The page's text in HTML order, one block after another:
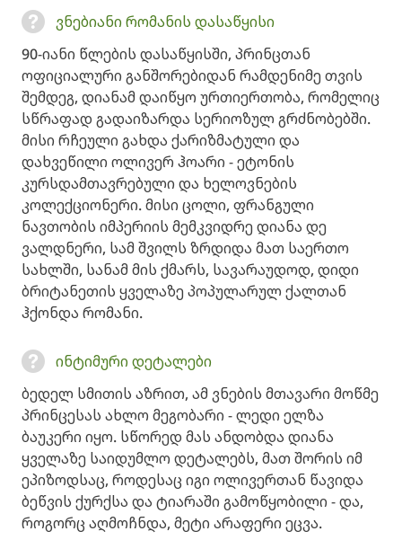
ვნებიანი რომანის დასაწყისი
90-იანი წლების დასაწყისში, პრინცთან
ოფიციალური განშორებიდან რამდენიმე თვის
შემდეგ, დიანამ დაიწყო ურთიერთობა, რომელიც
სწრაფად გადაიზარდა სერიოზულ გრძნობებში.
მისი რჩეული გახდა ქარიზმატული და
დახვეწილი ოლივერ ჰოარი - ეტონის
კურსდამთავრებული და ხელოვნების
კოლექციონერი. მისი ცოლი, ფრანგული
ნავთობის იმპერიის მემკვიდრე დიანა დე
ვალდნერი, სამ შვილს ზრდიდა მათ საერთო
სახლში, სანამ მის ქმარს, სავარაუდოდ, დიდი
ბრიტანეთის ყველაზე პოპულარულ ქალთან
ჰქონდა რომანი.
ინტიმური დეტალები
ბედელ სმითის აზრით, ამ ვნების მთავარი მოწმე
პრინცესას ახლო მეგობარი - ლედი ელზა
ბაუკერი იყო. სწორედ მას ანდობდა დიანა
ყველაზე საიდუმლო დეტალებს, მათ შორის იმ
ეპიზოდსაც, როდესაც იგი ოლივერთან წავიდა
ბეწვის ქურქსა და ტიარაში გამოწყობილი - და,
როგორც აღმოჩნდა, მეტი არაფერი ეცვა.